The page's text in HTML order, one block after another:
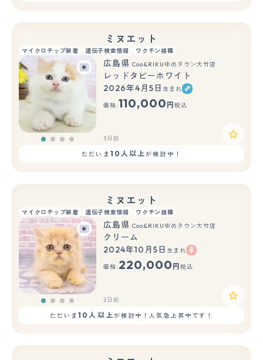
ミヌエット
マイクロチップ装着 遺伝子検査情報 ワクチン接種
広島県 Coo&RIKUゆめタウン大竹店
レッドタビーホワイト
2026年4月5日 生まれ
価格:110,000 円 税込
3日前
ただいま 10人以上が検討中！
ミヌエット
マイクロチップ装着 遺伝子検査情報 ワクチン接種
広島県 Coo&RIKUゆめタウン大竹店
クリーム
2024年10月5日 生まれ
価格: 220,000 円 税込
2日前
ただいま10人以上が検討中！人気急上昇中です！